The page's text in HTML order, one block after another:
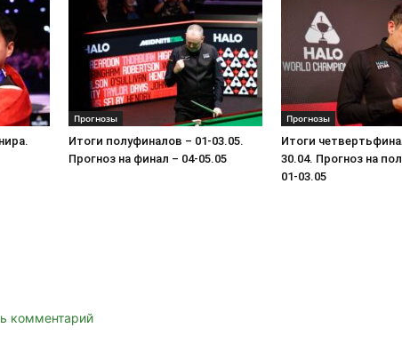
Прогнозы
Итоги полуфиналов – 01-03.05.
Прогноз на финал – 04-05.05
Прогнозы
Итоги
30.04. Прогноз на
01-03.05
комментарий